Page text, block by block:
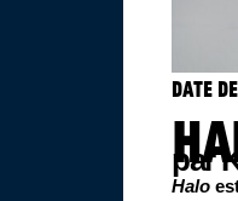
Date
par
Halo